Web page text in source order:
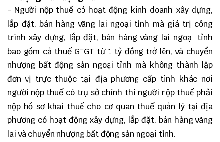
- Người nộp thuế có hoạt động kinh doanh xây dựng,
lắp đặt, bán hàng vãng lai ngoại tỉnh mà giá trị công
trình xây dựng, lắp đặt, bán hàng vãng lai ngoại tỉnh
bao gồm cả thuế GTGT từ 1 tỷ đồng trở lên, và chuyển
nhượng bất động sản ngoại tỉnh mà không thành lập
đơn vị trực thuộc tại địa phương cấp tỉnh khác nơi
người nộp thuế có trụ sở chính thì người nộp thuế phải
nộp hồ sơ khai thuế cho cơ quan thuế quản lý tại địa
phương có hoạt động xây dựng, lắp đặt, bán hàng vãng
lai và chuyển nhượng bất động sản ngoại tỉnh.